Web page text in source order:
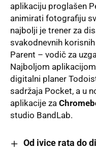
aplikaciju proglašen
animirati fotografiju
najbolji je trener za
svakodnevnih
Parent – vodič za
Najboljom aplikacijom
digitalni planer
sadržaja Pocket, a u
aplikacije za
studio BandLab.
Od ivice rata do